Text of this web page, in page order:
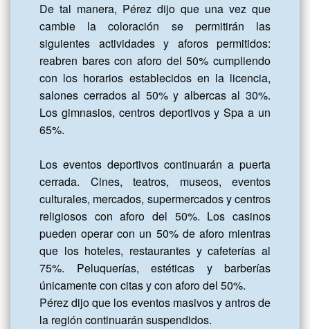
De tal manera, Pérez dijo que una vez que
cambie la coloración se permitirán las
siguientes actividades y aforos permitidos:
reabren bares con aforo del 50% cumpliendo
con los horarios establecidos en la licencia,
salones cerrados al 50% y albercas al 30%.
Los gimnasios, centros deportivos y Spa a un
65%.
Los eventos deportivos continuarán a puerta
cerrada. Cines, teatros, museos, eventos
culturales, mercados, supermercados y centros
religiosos con aforo del 50%. Los casinos
pueden operar con un 50% de aforo mientras
que los hoteles, restaurantes y cafeterías al
75%. Peluquerías, estéticas y barberías
únicamente con citas y con aforo del 50%.
Pérez dijo que los eventos masivos y antros de
la región continuarán suspendidos.